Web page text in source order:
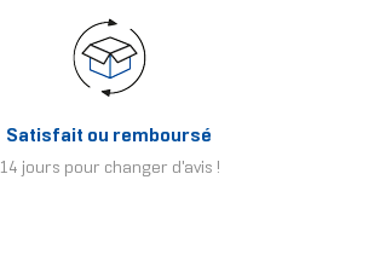
Satisfait ou remboursé
14 jours pour changer d'avis !